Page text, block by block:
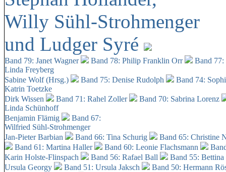
Willy Sühl-Strohmenger
und Ludger Syré
Band 79: Janet Wagner Band 78: Philip Franklin Orr
Band
Linda Freyberg
Sabine Wolf (Hrsg.)
Band 75: Denise Rudolph
Band 74:
Katrin Toetzke
Dirk Wissen
Band 71: Rahel Zoller
Band 70: Sabrina Lorenz
Linda Schünhoff
Benjamin Flämig
Band 67:
Wilfried Sühl-Strohmenger
Jan-Pieter Barbian
Band 66: Tina Schurig
Band 65: Christine
Band 61: Martina Haller
Band 60: Leonie Flachsmann
Karin Holste-Flinspach
Band 56: Rafael Ball
Band 55:
Ursula Georgy
Band 51: Ursula Jaksch Band 50: Hermann